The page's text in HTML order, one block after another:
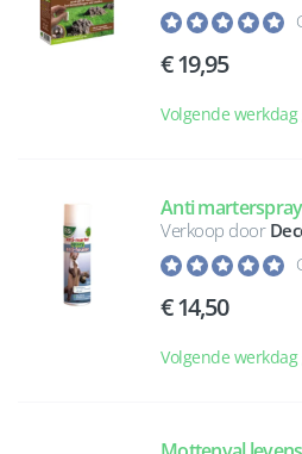
19,95
Volgende
Anti
Verkoop door
14,50
Volgende